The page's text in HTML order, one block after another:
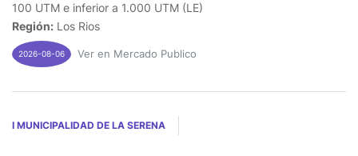
100 UTM e inferior a 1.000 UTM (LE)
Región: Los Rios
2026-08-06 Ver en Mercado Publico
I MUNICIPALIDAD DE LA SERENA